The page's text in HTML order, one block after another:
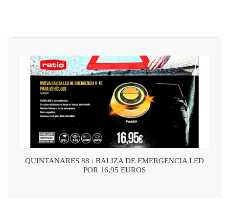
QUINTANARES 88 : BALIZA DE EMERGENCIA LED
POR 16,95 EUROS